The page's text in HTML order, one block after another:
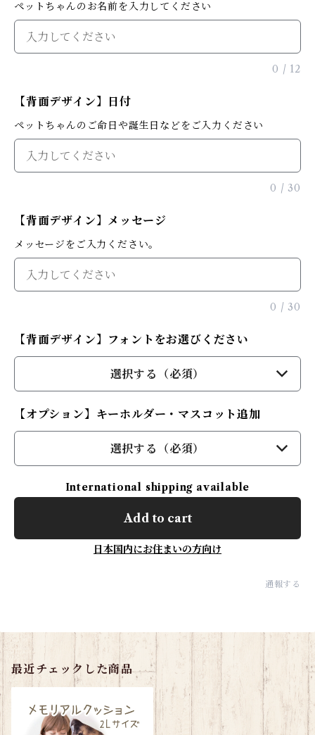
ペットちゃんのお名前を入力してください
0 / 12
【背面デザイン】日付
ペットちゃんのご命日や誕生日などをご入力ください
0 / 30
【背面デザイン】メッセージ
メッセージをご入力ください。
0 / 30
【背面デザイン】フォントをお選びください
選択する（必須）
【オプション】キーホルダー・マスコット追加
選択する（必須）
International shipping available
Add to cart
日本国内にお住まいの方向け
通報する
最近チェックした商品